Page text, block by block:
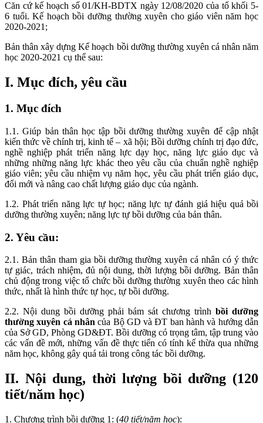
Căn cứ kế hoạch số 01/KH-BDTX ngày 12/08/2020 của tổ khối 5-
6 tuổi. Kế hoạch bồi dưỡng thường xuyên cho giáo viên năm học
2020-2021;
Bản thân xây dựng Kế hoạch bồi dưỡng thường xuyên cá nhân năm
học 2020-2021 cụ thể sau:
I. Mục đích, yêu cầu
1. Mục đích
1.1. Giúp bản thân học tập bồi dưỡng thường xuyên để cập nhật
kiến thức về chính trị, kinh tế – xã hội; Bồi dưỡng chính trị đạo đức,
nghề nghiệp phát triển năng lực dạy học, năng lực giáo dục và
những những năng lực khác theo yêu cầu của chuẩn nghề nghiệp
giáo viên; yêu cầu nhiệm vụ năm học, yêu cầu phát triển giáo dục,
đổi mới và nâng cao chất lượng giáo dục của ngành.
1.2. Phát triển năng lực tự học; năng lực tự đánh giá hiệu quả bồi
dưỡng thường xuyên; năng lực tự bồi dưỡng của bản thân.
2. Yêu cầu:
2.1. Bản thân tham gia bồi dưỡng thường xuyên cá nhân có ý thức
tự giác, trách nhiệm, đủ nội dung, thời lượng bồi dưỡng. Bản thân
chủ động trong việc tổ chức bồi dưỡng thường xuyên theo các hình
thức, nhất là hình thức tự học, tự bồi dưỡng.
2.2. Nội dung bồi dưỡng phải bám sát chương trình bồi dưỡng
thường xuyên cá nhân của Bộ GD và ĐT ban hành và hướng dẫn
của Sở GD, Phòng GD&ĐT. Bồi dưỡng có trọng tâm, tập trung vào
các vấn đề mới, những vấn đề thực tiển có tính kế thừa qua những
năm học, không gây quá tải trong công tác bồi dưỡng.
II. Nội dung, thời lượng bồi dưỡng (120
tiết/năm học)
1. Chương trình bồi dưỡng 1: (40 tiết/năm học):